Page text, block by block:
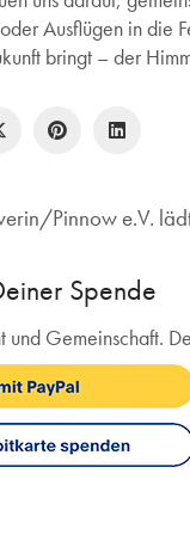
Ausflügen in die
bringt – der
Pinnow e.V.
Spende
Gemeinschaft.